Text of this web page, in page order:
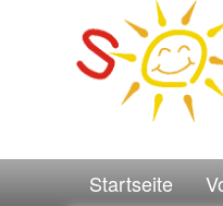
Startseite